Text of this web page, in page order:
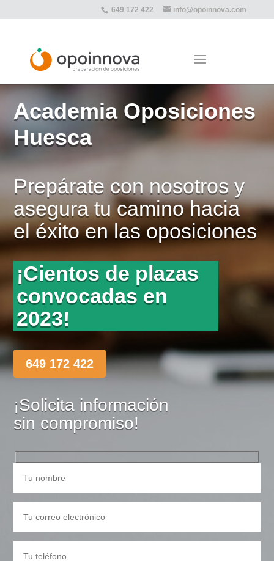
649 172 422 info@opoinnova.com
Academia Oposiciones
Huesca
Prepárate con nosotros y
asegura tu camino hacia
el éxito en las oposiciones
¡Cientos de plazas
convocadas en
2023!
649 172 422
¡Solicita información
sin compromiso!